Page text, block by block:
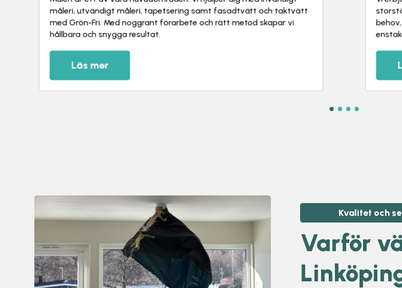
storstädning och trädgårdsarbeten. Tjänsterna anpassas efter dina
behov, oavsett om du behöver återkommande hjälp eller ett
enstaka uppdrag.
Läs mer
som
städ,
Kvalitet och
Varför